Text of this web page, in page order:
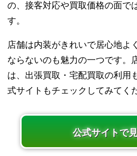
の、接客対応や買取価格の面で
す。
店舗は内装がきれいで居心地よ
ならないのも魅力の一つです。
は、出張買取・宅配買取の利用
式サイトもチェックしてみてく
公式サイトで